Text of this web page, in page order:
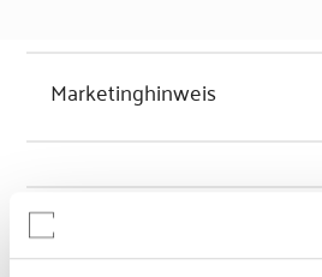
Marketinghinweis
Chancen & Risiken